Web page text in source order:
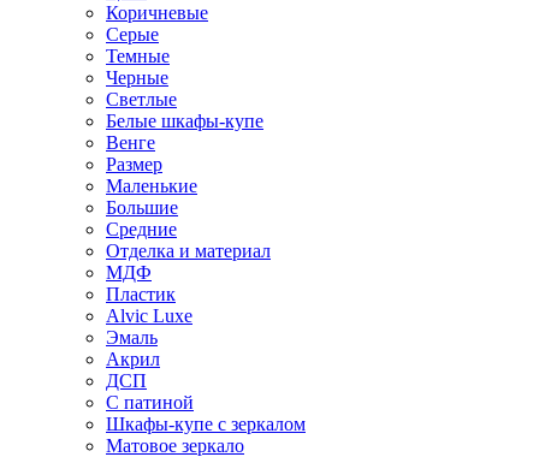
Коричневые
Серые
Темные
Черные
Светлые
Белые шкафы-купе
Венге
Размер
Маленькие
Большие
Средние
Отделка и материал
МДФ
Пластик
Alvic Luxe
Эмаль
Акрил
ДСП
С патиной
Шкафы-купе с зеркалом
Матовое зеркало